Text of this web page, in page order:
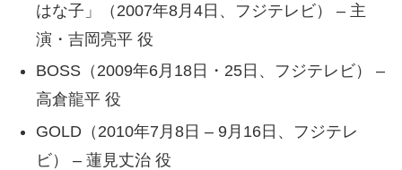
はな子」（2007年8月4日、フジテレビ） – 主
演・吉岡亮平 役
BOSS（2009年6月18日・25日、フジテレビ） –
高倉龍平 役
GOLD（2010年7月8日 – 9月16日、フジテレ
ビ） – 蓮見丈治 役